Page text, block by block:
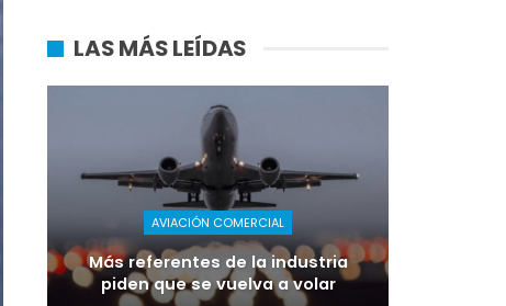
LAS MÁS LEÍDAS
AVIACIÓN COMERCIAL
Más referentes de la industria
piden que se vuelva a volar